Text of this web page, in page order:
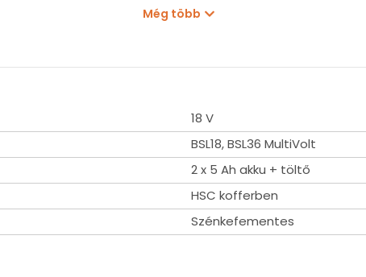
Még több
18 V
BSL18, BSL36 MultiVolt
2 x 5 Ah akku + töltő
HSC kofferben
Szénkefementes